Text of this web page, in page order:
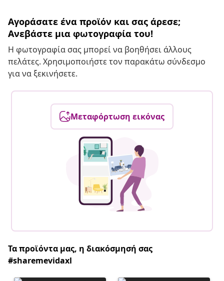
Αγοράσατε ένα προϊόν και σας άρεσε;
Ανεβάστε μια φωτογραφία του!
Η φωτογραφία σας μπορεί να βοηθήσει άλλους
πελάτες. Χρησιμοποιήστε τον παρακάτω σύνδεσμο
για να ξεκινήσετε.
Μεταφόρτωση εικόνας
Τα προϊόντα μας, η διακόσμησή σας
#sharemevidaxl